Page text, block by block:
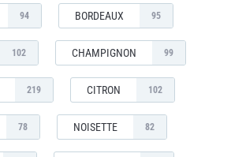
94 BORDEAUX 95
102 CHAMPIGNON 99
219 CITRON 102
78 NOISETTE 82